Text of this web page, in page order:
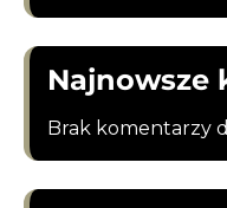
Najnowsze
Brak komentarzy